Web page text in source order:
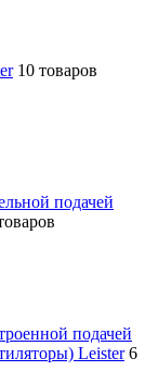
10 товаров
подачей
подачей
Leister 6